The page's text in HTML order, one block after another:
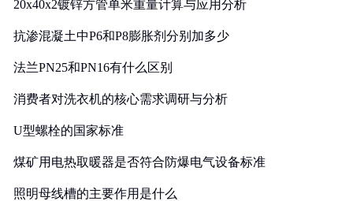
20x40x2镀锌方管单米重量计算与应用分析
抗渗混凝土中P6和P8膨胀剂分别加多少
法兰PN25和PN16有什么区别
消费者对洗衣机的核心需求调研与分析
U型螺栓的国家标准
煤矿用电热取暖器是否符合防爆电气设备标准
照明母线槽的主要作用是什么